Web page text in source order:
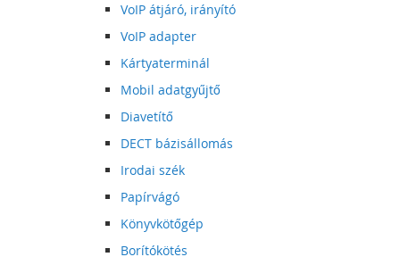
VoIP átjáró, irányító
VoIP adapter
Kártyaterminál
Mobil adatgyűjtő
Diavetítő
DECT bázisállomás
Irodai szék
Papírvágó
Könyvkötőgép
Borítókötés